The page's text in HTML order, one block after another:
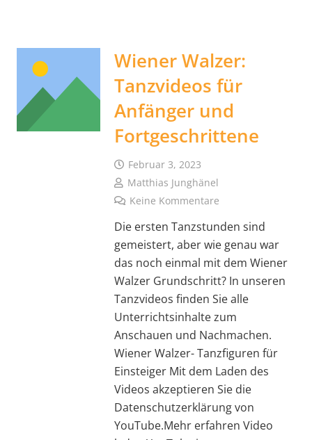
Wiener Walzer:
Tanzvideos für
Anfänger und
Fortgeschrittene
Februar 3, 2023
Matthias Junghänel
Keine Kommentare
Die ersten Tanzstunden sind
gemeistert, aber wie genau war
das noch einmal mit dem Wiener
Walzer Grundschritt? In unseren
Tanzvideos finden Sie alle
Unterrichtsinhalte zum
Anschauen und Nachmachen.
Wiener Walzer- Tanzfiguren für
Einsteiger Mit dem Laden des
Videos akzeptieren Sie die
Datenschutzerklärung von
YouTube.Mehr erfahren Video